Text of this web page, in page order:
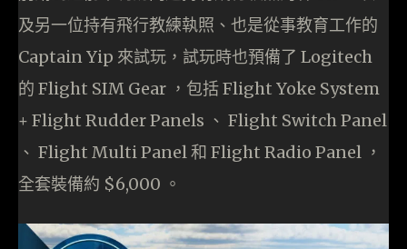
及另一位持有飛行教練執照、也是從事教育工作的
Captain Yip 來試玩，試玩時也預備了 Logitech
的 Flight SIM Gear ，包括 Flight Yoke System
+ Flight Rudder Panels 、 Flight Switch Panel
、 Flight Multi Panel 和 Flight Radio Panel ，
全套裝備約 $6,000 。